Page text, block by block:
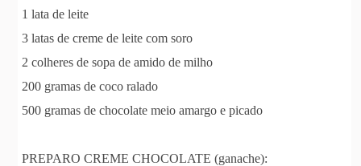
1 lata de leite
3 latas de creme de leite com soro
2 colheres de sopa de amido de milho
200 gramas de coco ralado
500 gramas de chocolate meio amargo e picado
PREPARO CREME CHOCOLATE (ganache):